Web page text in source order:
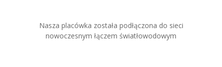
Nasza placówka została podłączona do sieci
nowoczesnym łączem światłowodowym